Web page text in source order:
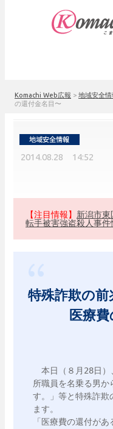
Komachi Web広報 > 地域安全情
の還付金名目〜
2014.08.28 14:52
【注目情報】 新潟市
転手被害強盗殺人事
特殊詐欺の
医療
本日（８月28日）
所職員を名乗る男か
す。」等と特殊詐欺
ます。
「医療費の還付が